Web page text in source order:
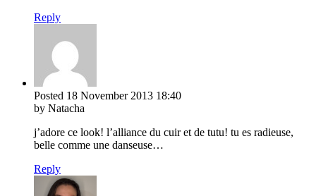
Reply
Posted 18 November 2013 18:40
by Natacha
j’adore ce look! l’alliance du cuir et de tutu! tu es radieuse,
belle comme une danseuse…
Reply